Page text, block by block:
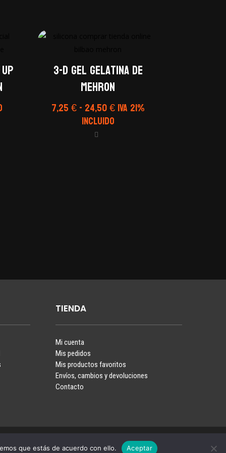
3-D Gel Gelatina de
Mehron
7,25€-24,50€Rango
IVA 21%
Incluido
TIENDA
Mi cuenta
Mis pedidos
Mis productos favoritos
Envíos, cambios y devoluciones
Contacto
Terminos y Condiciones Política de privacidad
que estás de acuerdo con ello. Aceptar